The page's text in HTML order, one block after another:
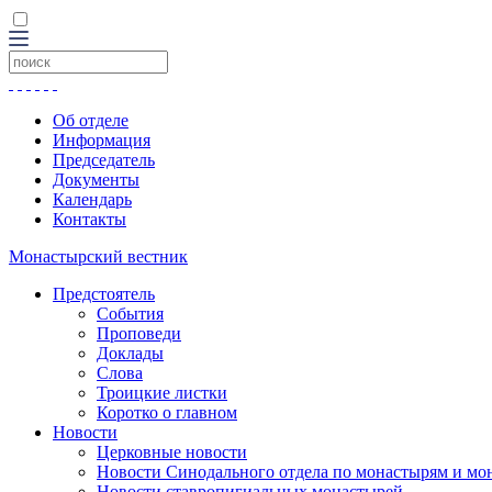
Об отделе
Информация
Председатель
Документы
Календарь
Контакты
Монастырский вестник
Предстоятель
События
Проповеди
Доклады
Слова
Троицкие листки
Коротко о главном
Новости
Церковные новости
Новости Синодального отдела по монастырям и